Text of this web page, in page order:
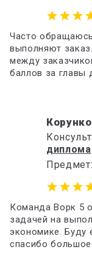
Часто
выполняют
между
баллов за главы
диплома
Предмет:
Команда Ворк 5
задачей на
экономике. Буду
спасибо